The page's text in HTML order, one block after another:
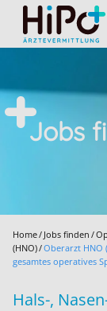
Skip to main
Jobs
Home Jobs finden
(HNO) Oberarzt
gesamtes operatives
Hals-,